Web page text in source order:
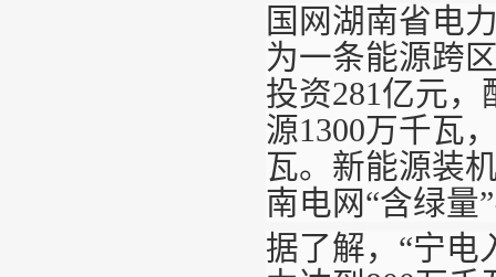
国网湖南省电
为一条能源跨
投资281亿元，
源1300万千瓦
瓦。新能源装
南电网“含绿量
据了解，“宁电